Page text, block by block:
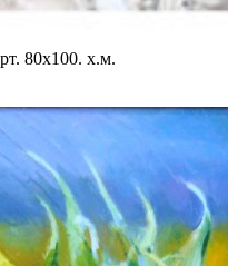
80х100. х.м.